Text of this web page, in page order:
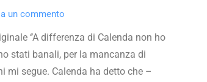
un commento
‘’A differenza di Calenda non ho
stati banali, per la mancanza di
mi segue. Calenda ha detto che –